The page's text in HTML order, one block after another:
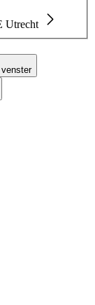
Utrecht